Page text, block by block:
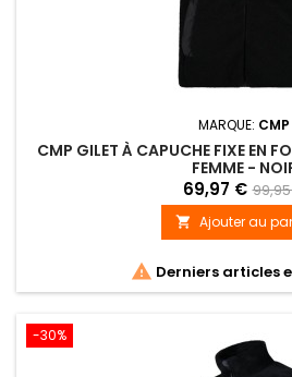
MARQUE: CMP
CMP GILET À CAPUCHE FIXE EN
FEMME -
69,97 €
 Ajouter au
 Derniers articles
-30%